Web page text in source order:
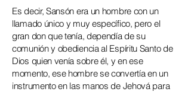
Es decir, Sansón era un hombre con un
llamado único y muy específico, pero el
gran don que tenía, dependía de su
comunión y obediencia al Espíritu Santo de
Dios quien venía sobre él, y en ese
momento, ese hombre se convertía en un
instrumento en las manos de Jehová para